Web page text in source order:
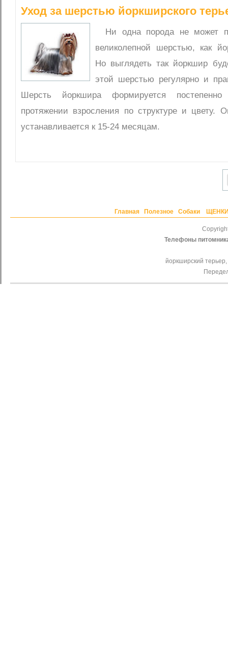
Уход за шерстью йоркширского
Ни одна порода не может
великолепной шерстью, как
Но выглядеть так йоркшир
этой шерстью регулярно и
Шерсть йоркшира формируется
протяжении взросления по структуре и цвету.
устанавливается к 15-24 месяцам.
Главная Полезное Собаки
Телефоны
йоркширский